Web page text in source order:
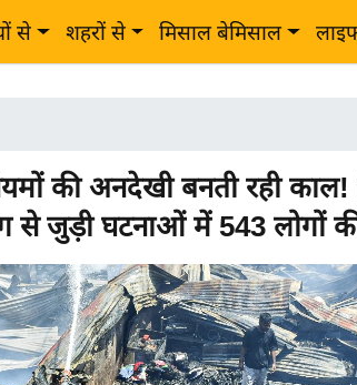
से शहरों से मिसाल बेमिसाल
की अनदेखी बनती रही काल!
जुड़ी घटनाओं में 543 लोगों